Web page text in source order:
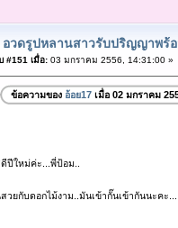
อวดรูปหลานสาวรับปริญญาพร้
#151 เมื่อ:03 มกราคม 2556, 14:31:00 »
ข้อความของ อ้อย17เมื่อ 02 มกราคม
ม่ค่ะ...พี่ป้อม..
อกไม้งาม..มันเข้ากั๊นเข้ากันนะคะ...